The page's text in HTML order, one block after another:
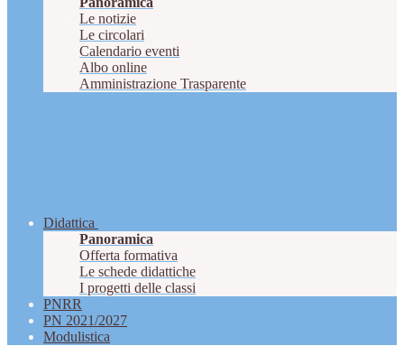
Le notizie
Le circolari
Calendario eventi
Albo online
Amministrazione Trasparente
Didattica
Panoramica
Offerta formativa
Le schede didattiche
I progetti delle classi
PNRR
PN 2021/2027
Modulistica